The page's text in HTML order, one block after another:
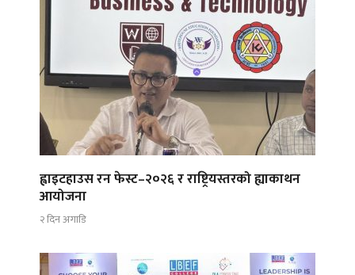
ह्वाइटहाउस रन फेस्ट–२०२६ र राष्ट्रियस्तरको ह्याकाथन
आयोजना
२ दिन अगाडि